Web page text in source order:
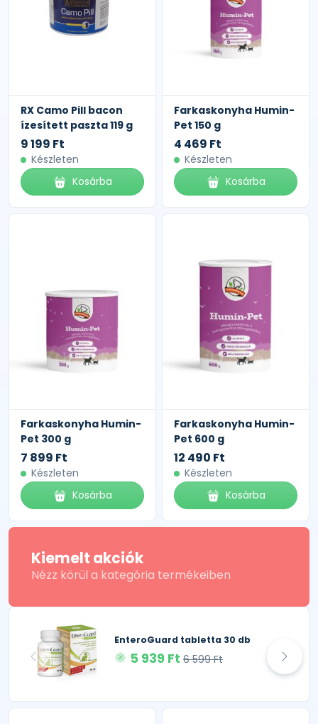
RX Camo Pill bacon
ízesített paszta 119 g
9 199 Ft
Készleten
Kosárba
Farkaskonyha Humin-
Pet 150 g
4 469 Ft
Készleten
Kosárba
Farkaskonyha Humin-
Pet 300 g
7 899 Ft
Készleten
Kosárba
Farkaskonyha Humin-
Pet 600 g
12 490 Ft
Készleten
Kosárba
Kiemelt akciók
Nézz körül a kategória termékeiben
EnteroGuard tabletta 30 db
5 939 Ft 6 599 Ft